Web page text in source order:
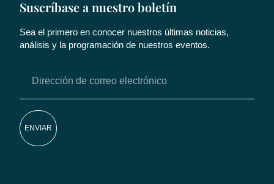
Suscríbase a nuestro boletín
Sea el primero en conocer nuestros últimas noticias,
análisis y la programación de nuestros eventos.
ENVIAR